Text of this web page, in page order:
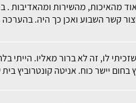
מהאיכות, מהשירות ומהאדיבות .
קשר השבוע ואכן כך היה.
לו, זה לא ברור מאליו.
יישר כוח. אניטה קונטרוביץ